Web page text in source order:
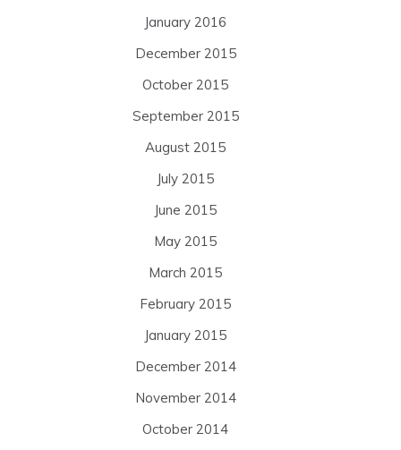
January 2016
December 2015
October 2015
September 2015
August 2015
July 2015
June 2015
May 2015
March 2015
February 2015
January 2015
December 2014
November 2014
October 2014